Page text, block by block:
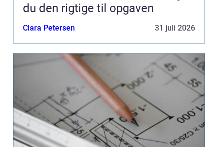
du den rigtige til opgaven
Clara Petersen 31 juli 2026